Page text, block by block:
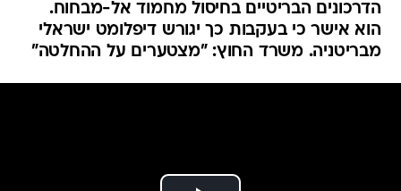
הדרכונים הבריטיים בחיסול מחמוד אל-מבחוח.
הוא אישר כי בעקבות כך יגורש דיפלומט ישראלי
מבריטניה. משרד החוץ: "מצטערים על ההחלטה"